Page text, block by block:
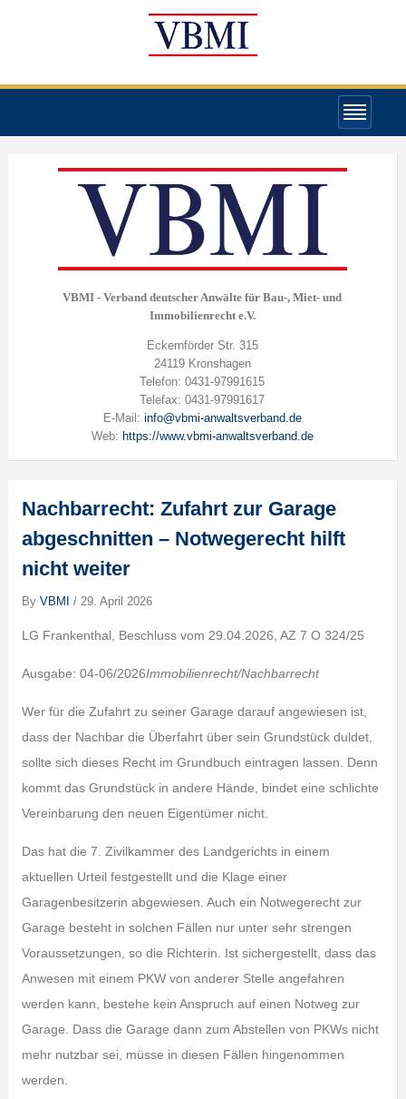
VBMI - Verband deutscher Anwälte für Bau-, Miet- und
Immobilienrecht e.V.
Eckernförder Str. 315
24119 Kronshagen
Telefon: 0431-97991615
Telefax: 0431-97991617
E-Mail: info@vbmi-anwaltsverband.de
Web: https://www.vbmi-anwaltsverband.de
Nachbarrecht: Zufahrt zur Garage
abgeschnitten – Notwegerecht hilft
nicht weiter
By VBMI / 29. April 2026
LG Frankenthal, Beschluss vom 29.04.2026, AZ 7 O 324/25
Ausgabe: 04-06/2026Immobilienrecht/Nachbarrecht
Wer für die Zufahrt zu seiner Garage darauf angewiesen ist,
dass der Nachbar die Überfahrt über sein Grundstück duldet,
sollte sich dieses Recht im Grundbuch eintragen lassen. Denn
kommt das Grundstück in andere Hände, bindet eine schlichte
Vereinbarung den neuen Eigentümer nicht.
Das hat die 7. Zivilkammer des Landgerichts in einem
aktuellen Urteil festgestellt und die Klage einer
Garagenbesitzerin abgewiesen. Auch ein Notwegerecht zur
Garage besteht in solchen Fällen nur unter sehr strengen
Voraussetzungen, so die Richterin. Ist sichergestellt, dass das
Anwesen mit einem PKW von anderer Stelle angefahren
werden kann, bestehe kein Anspruch auf einen Notweg zur
Garage. Dass die Garage dann zum Abstellen von PKWs nicht
mehr nutzbar sei, müsse in diesen Fällen hingenommen
werden.